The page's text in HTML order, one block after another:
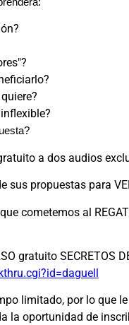
a dos audios
propuestas para
cometemos al
gratuito SECRETOS
limitado, por lo que
la oportunidad de